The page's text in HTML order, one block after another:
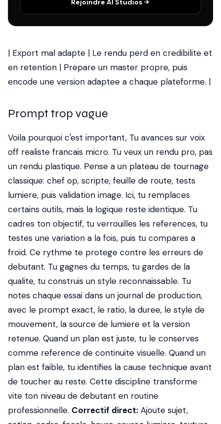
Rejoindre AI Studios
| Export mal adapte | Le rendu perd en credibilite et
en retention | Prepare un master propre, puis
encode une version adaptee a chaque plateforme. |
Prompt trop vague
Voila pourquoi c'est important, Tu avances sur voix
off realiste francais micro. Tu veux un rendu pro, pas
un rendu plastique. Pense a un plateau de tournage
classique: chef op, scripte, feuille de route, tests
lumiere, puis validation image. Ici, tu remplaces
certains outils, mais la logique reste identique. Tu
cadres ton objectif, tu verrouilles les references, tu
testes une variation a la fois, puis tu compares a
froid. Ce rythme te protege contre les erreurs de
debutant. Tu gagnes du temps, tu gardes de la
qualite, tu construis un style reconnaissable. Tu
notes chaque essai dans un journal de production,
avec le prompt exact, le ratio, la duree, le style de
mouvement, la source de lumiere et la version
retenue. Quand un plan est juste, tu le conserves
comme reference de continuite visuelle. Quand un
plan est faible, tu identifies la cause technique avant
de toucher au reste. Cette discipline transforme
vite ton niveau de debutant en routine
professionnelle. Correctif direct: Ajoute sujet,